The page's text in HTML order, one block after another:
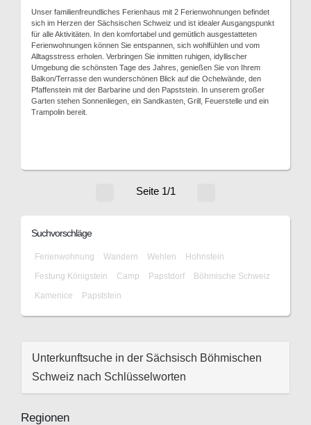
Unser familienfreundliches Ferienhaus mit 2 Ferienwohnungen befindet
sich im Herzen der Sächsischen Schweiz und ist idealer Ausgangspunkt
für alle Aktivitäten. In den komfortabel und gemütlich ausgestatteten
Ferienwohnungen können Sie entspannen, sich wohlfühlen und vom
Alltagsstress erholen. Verbringen Sie inmitten ruhigen, idyllischer
Umgebung die schönsten Tage des Jahres, genießen Sie von Ihrem
Balkon/Terrasse den wunderschönen Blick auf die Ochelwände, den
Pfaffenstein mit der Barbarine und den Papststein. In unserem großer
Garten stehen Sonnenliegen, ein Sandkasten, Grill, Feuerstelle und ein
Trampolin bereit.
Seite 1/1
Suchvorschläge
Ferienwohnung Wandern Wehlen
Hohnstein
Festung Königstein
Camp Papstdorf
Böhmische Schweiz
Kamenice
Papststein
Unterkunftsuche in der Sächsisch Böhmischen
Schweiz nach Schlüsselworten
Regionen